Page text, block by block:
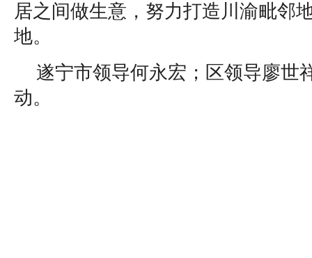
居之间做生意，努力打造川渝毗邻
地。
遂宁市领导何永宏；区领导廖世
动。